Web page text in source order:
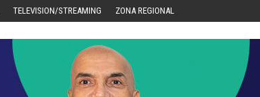
TELEVISION/STREAMING ZONA REGIONAL